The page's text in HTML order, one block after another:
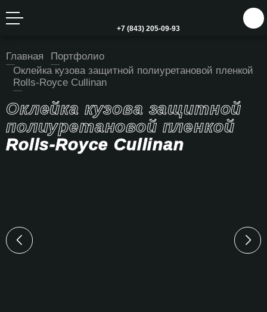
+7 (843) 205-09-93
Главная
Портфолио
Оклейка кузова защитной полиуретановой пленкой
Rolls-Royce Cullinan
Оклейка кузова защитной
полиуретановой пленкой
Rolls-Royce Cullinan